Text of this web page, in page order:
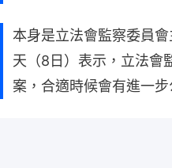
本身是立法會監察委員
天（8日）表示，立法會
案，合適時候會有進一步